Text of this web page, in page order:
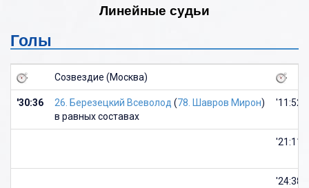
Линейные судьи
Голы
Созвездие (Москва)
'30:36 26. Березецкий Всеволод (78. Шавров Мирон)
в равных составах
'11:52
'21:11
'24:38